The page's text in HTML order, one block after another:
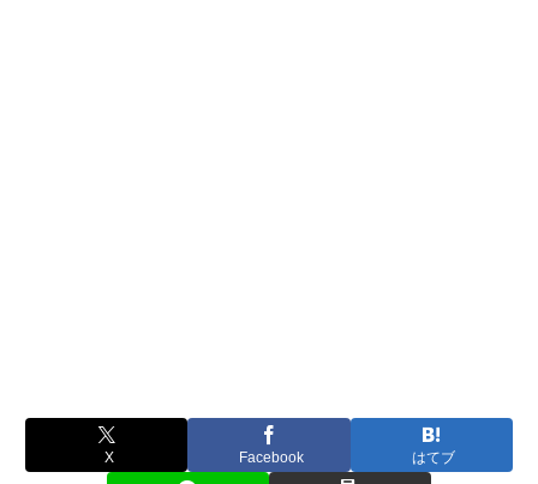
X Facebook はてブ